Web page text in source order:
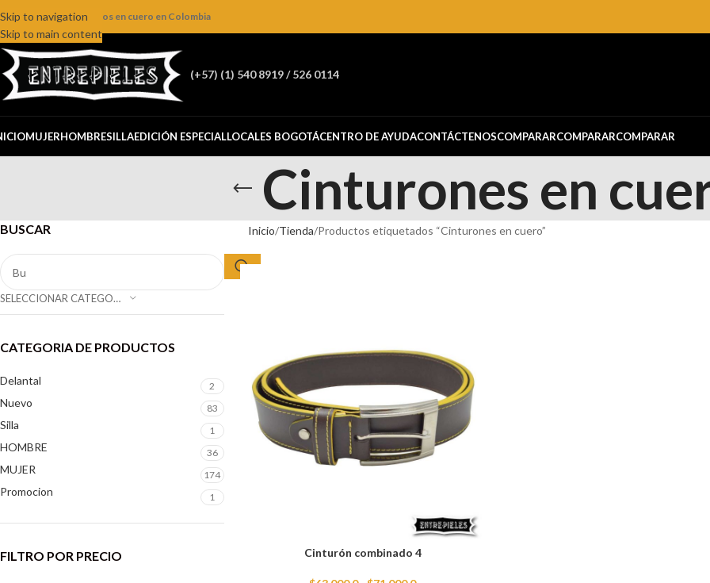
Skip to navigation
Skip to main content
online de productos en cuero en Colombia
(+57) (1) 540 8919 / 526 0114
MUJERHOMBRESILLAEDICIÓN ESPECIALLOCALES BOGOTÁCENTRO DE AYUDACONTÁCTENOSCOMPARARCOMPARARCOMPARAR
Cinturones en
BUSCAR
SELECCIONAR CATEGORÍA
CATEGORIA DE PRODUCTOS
Delantal 2
Nuevo 83
Silla 1
HOMBRE 36
MUJER 174
Promocion 1
FILTRO POR PRECIO
Inicio Tienda Productos etiquetados “Cinturones en cuero”
Cinturón combinado 4